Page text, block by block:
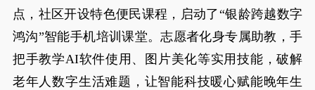
点，社区开设特色便民课程，启动了“银龄跨越数字
鸿沟”智能手机培训课堂。志愿者化身专属助教，手
把手教学AI软件使用、图片美化等实用技能，破解
老年人数字生活难题，让智能科技暖心赋能晚年生